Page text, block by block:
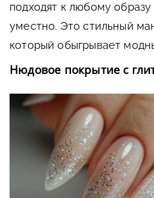
подходят к любому образу
уместно. Это стильный
который обыгрывает
Нюдовое покрытие с